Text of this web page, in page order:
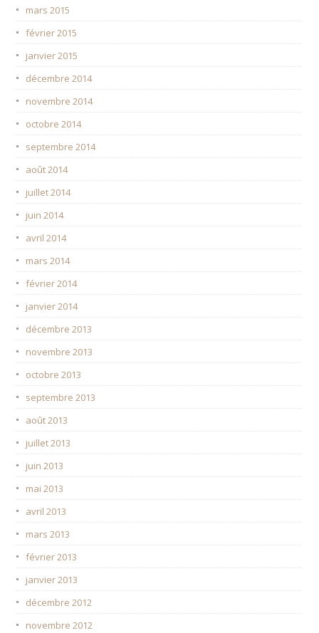
mars 2015
février 2015
janvier 2015
décembre 2014
novembre 2014
octobre 2014
septembre 2014
août 2014
juillet 2014
juin 2014
avril 2014
mars 2014
février 2014
janvier 2014
décembre 2013
novembre 2013
octobre 2013
septembre 2013
août 2013
juillet 2013
juin 2013
mai 2013
avril 2013
mars 2013
février 2013
janvier 2013
décembre 2012
novembre 2012